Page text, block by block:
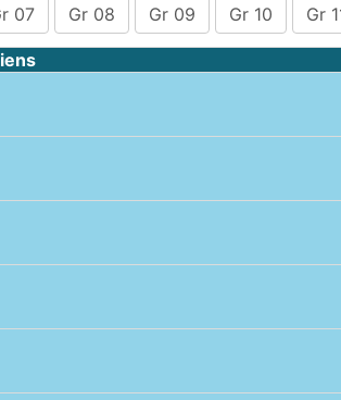
07 Gr 08 Gr 09 Gr 10 Gr